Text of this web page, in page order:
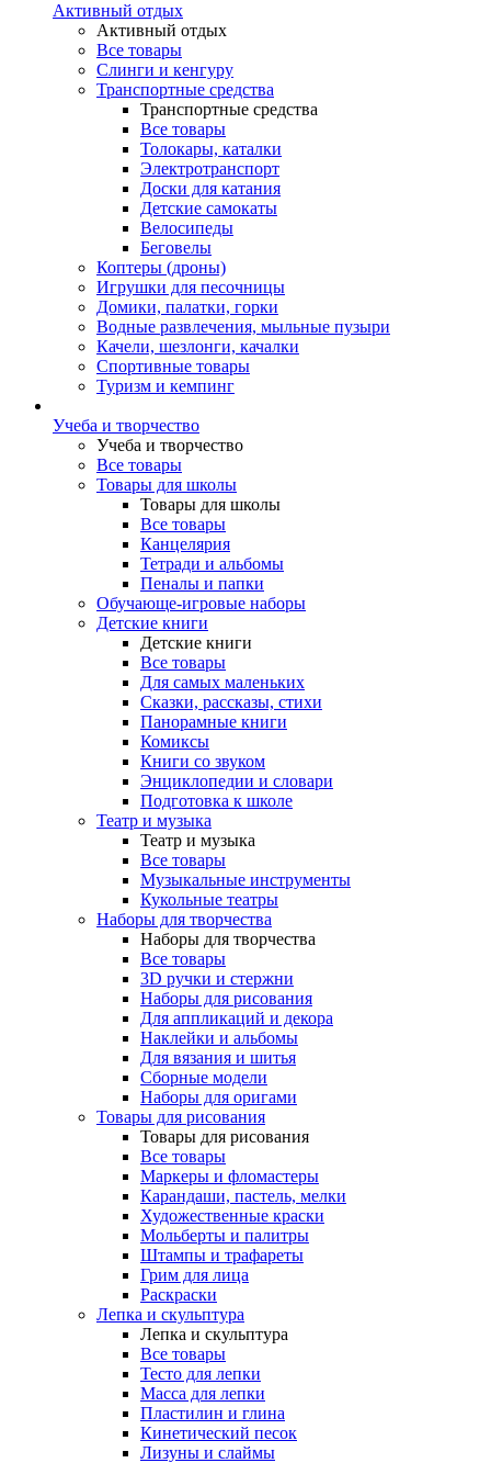
Активный отдых
Активный отдых
Все товары
Слинги и кенгуру
Транспортные средства
Транспортные средства
Все товары
Толокары, каталки
Электротранспорт
Доски для катания
Детские самокаты
Велосипеды
Беговелы
Коптеры (дроны)
Игрушки для песочницы
Домики, палатки, горки
Водные развлечения, мыльные пузыри
Качели, шезлонги, качалки
Спортивные товары
Туризм и кемпинг
Учеба и творчество
Учеба и творчество
Все товары
Товары для школы
Товары для школы
Все товары
Канцелярия
Тетради и альбомы
Пеналы и папки
Обучающе-игровые наборы
Детские книги
Детские книги
Все товары
Для самых маленьких
Сказки, рассказы, стихи
Панорамные книги
Комиксы
Книги со звуком
Энциклопедии и словари
Подготовка к школе
Театр и музыка
Театр и музыка
Все товары
Музыкальные инструменты
Кукольные театры
Наборы для творчества
Наборы для творчества
Все товары
3D ручки и стержни
Наборы для рисования
Для аппликаций и декора
Наклейки и альбомы
Для вязания и шитья
Сборные модели
Наборы для оригами
Товары для рисования
Товары для рисования
Все товары
Маркеры и фломастеры
Карандаши, пастель, мелки
Художественные краски
Мольберты и палитры
Штампы и трафареты
Грим для лица
Раскраски
Лепка и скульптура
Лепка и скульптура
Все товары
Тесто для лепки
Масса для лепки
Пластилин и глина
Кинетический песок
Лизуны и слаймы